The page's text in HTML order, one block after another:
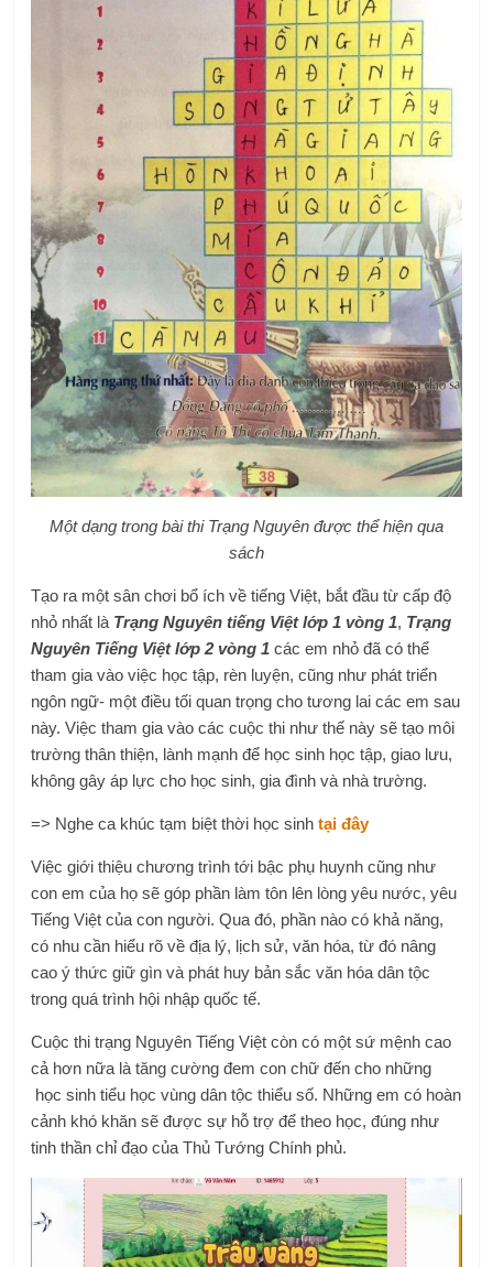
Một dạng trong bài thi Trạng Nguyên được thể hiện qua
sách
Tạo ra một sân chơi bổ ích về tiếng Việt, bắt đầu từ cấp độ
nhỏ nhất là Trạng Nguyên tiếng Việt lớp 1 vòng 1, Trạng
Nguyên Tiếng Việt lớp 2 vòng 1 các em nhỏ đã có thể
tham gia vào việc học tập, rèn luyện, cũng như phát triển
ngôn ngữ- một điều tối quan trọng cho tương lai các em sau
này. Việc tham gia vào các cuộc thi như thế này sẽ tạo môi
trường thân thiện, lành mạnh để học sinh học tập, giao lưu,
không gây áp lực cho học sinh, gia đình và nhà trường.
=> Nghe ca khúc tạm biệt thời học sinhtại đây
Việc giới thiệu chương trình tới bậc phụ huynh cũng như
con em của họ sẽ góp phần làm tôn lên lòng yêu nước, yêu
Tiếng Việt của con người. Qua đó, phần nào có khả năng,
có nhu cần hiểu rõ về địa lý, lịch sử, văn hóa, từ đó nâng
cao ý thức giữ gìn và phát huy bản sắc văn hóa dân tộc
trong quá trình hội nhập quốc tế.
Cuộc thi trạng Nguyên Tiếng Việt còn có một sứ mệnh cao
cả hơn nữa là tăng cường đem con chữ đến cho những
học sinh tiểu học vùng dân tộc thiểu số. Những em có hoàn
cảnh khó khăn sẽ được sự hỗ trợ để theo học, đúng như
tinh thần chỉ đạo của Thủ Tướng Chính phủ.